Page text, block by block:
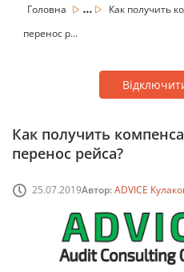
Головна ...
Как получить
перенос р...
Как получить
перенос рейса?
25.07.2019Автор:ADVICE